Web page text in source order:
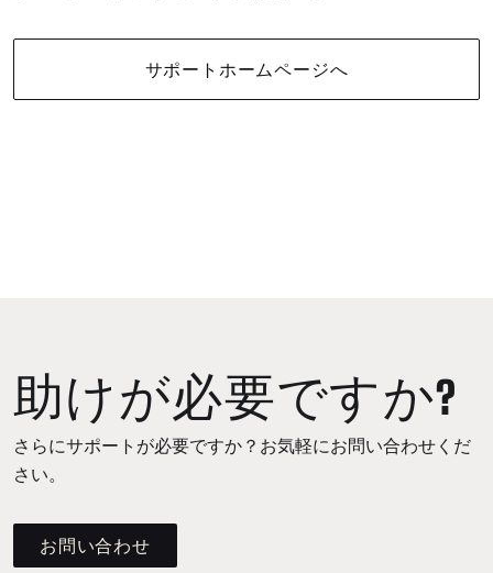
サポートホームページへ
助けが必要ですか?
さらにサポートが必要ですか？お気軽にお問い合わせくだ
さい。
お問い合わせ